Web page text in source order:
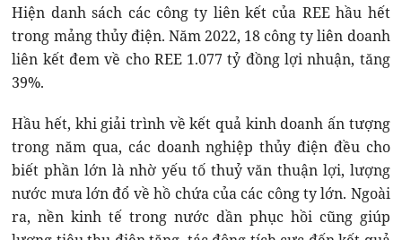
Hiện danh sách các công ty liên kết của REE hầu hết
trong mảng thủy điện. Năm 2022, 18 công ty liên doanh
liên kết đem về cho REE 1.077 tỷ đồng lợi nhuận, tăng
39%.
Hầu hết, khi giải trình về kết quả kinh doanh ấn tượng
trong năm qua, các doanh nghiệp thủy điện đều cho
biết phần lớn là nhờ yếu tố thuỷ văn thuận lợi, lượng
nước mưa lớn đổ về hồ chứa của các công ty lớn. Ngoài
ra, nền kinh tế trong nước dần phục hồi cũng giúp